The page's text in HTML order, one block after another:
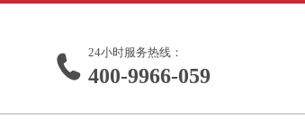
24小时服务热线：
400-9966-059